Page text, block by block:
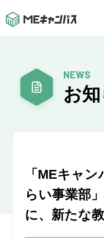
NEWS
お
「MEキャ
らい事業部
に、新たな